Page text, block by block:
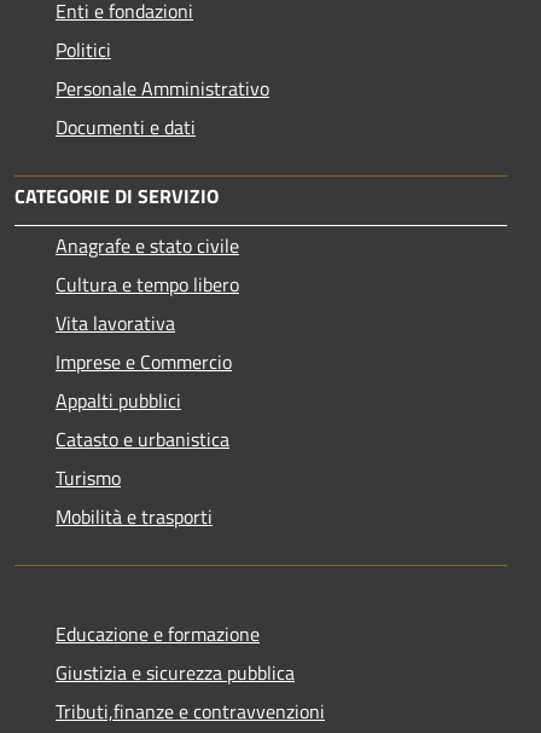
Enti e fondazioni
Politici
Personale Amministrativo
Documenti e dati
CATEGORIE DI SERVIZIO
Anagrafe e stato civile
Cultura e tempo libero
Vita lavorativa
Imprese e Commercio
Appalti pubblici
Catasto e urbanistica
Turismo
Mobilità e trasporti
Educazione e formazione
Giustizia e sicurezza pubblica
Tributi,finanze e contravvenzioni